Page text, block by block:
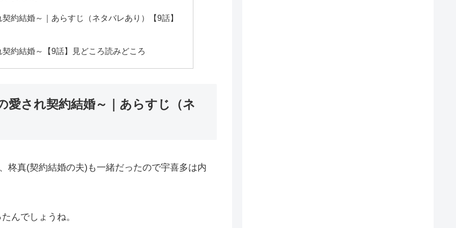
約結婚～｜あらすじ（ネタバレあり）【9話】
約結婚～【9話】見どころ読みどころ
愛され契約結婚～｜あらすじ（ネ
柊真(契約結婚の夫)も一緒だったので宇喜多は内
んでしょうね。